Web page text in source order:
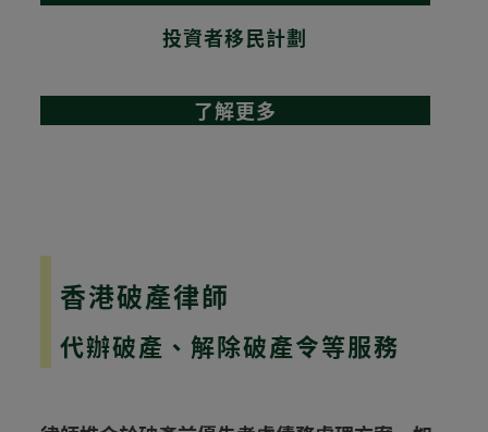
投資者移民計劃
了解更多
香港破產律師
代辦破產、解除破產令等服務